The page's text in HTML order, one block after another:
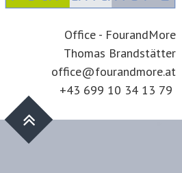
Office - FourandMore
Thomas Brandstätter
office@fourandmore.at
+43 699 10 34 13 79